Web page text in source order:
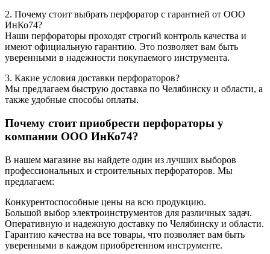
2. Почему стоит выбрать перфоратор с гарантией от ООО
ИнКо74?
Наши перфораторы проходят строгий контроль качества и
имеют официальную гарантию. Это позволяет вам быть
уверенными в надежности покупаемого инструмента.
3. Какие условия доставки перфораторов?
Мы предлагаем быструю доставка по Челябинску и области, а
также удобные способы оплаты.
Почему стоит приобрести перфораторы у
компании ООО ИнКо74?
В нашем магазине вы найдете один из лучших выборов
профессиональных и строительных перфораторов. Мы
предлагаем:
Конкурентоспособные цены на всю продукцию.
Большой выбор электроинструментов для различных задач.
Оперативную и надежную доставку по Челябинску и области.
Гарантию качества на все товары, что позволяет вам быть
уверенными в каждом приобретенном инструменте.